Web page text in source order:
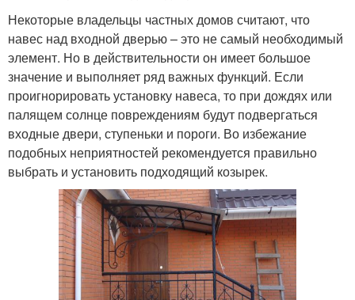
Некоторые владельцы частных домов считают, что
навес над входной дверью – это не самый необходимый
элемент. Но в действительности он имеет большое
значение и выполняет ряд важных функций. Если
проигнорировать установку навеса, то при дождях или
палящем солнце повреждениям будут подвергаться
входные двери, ступеньки и пороги. Во избежание
подобных неприятностей рекомендуется правильно
выбрать и установить подходящий козырек.